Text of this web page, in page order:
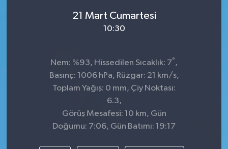
21 Mart Cumartesi
10:30
Nem: %93, Hissedilen Sıcaklık: 7° ,
Basınç: 1006 hPa, Rüzgar: 21 km/s,
Toplam Yağış: 0 mm, Çiy Noktası:
6.3,
Görüş Mesafesi: 10 km, Gün
Doğumu: 7:06, Gün Batımı: 19:17